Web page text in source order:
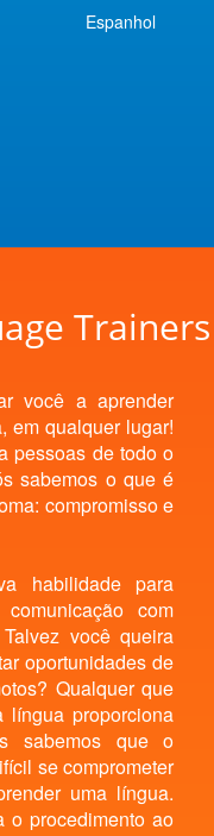
Espanhol
Trainers
você a aprender
em qualquer lugar!
pessoas de todo o
sabemos o que é
compromisso e
habilidade para
com
você queira
oportunidades de
Qualquer que
língua proporciona
sabemos que o
se comprometer
uma língua.
o procedimento ao